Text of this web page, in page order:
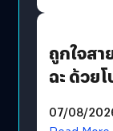
ถูกใจสา
ฉะ ด้วย
มีภาษาไ
07/08/